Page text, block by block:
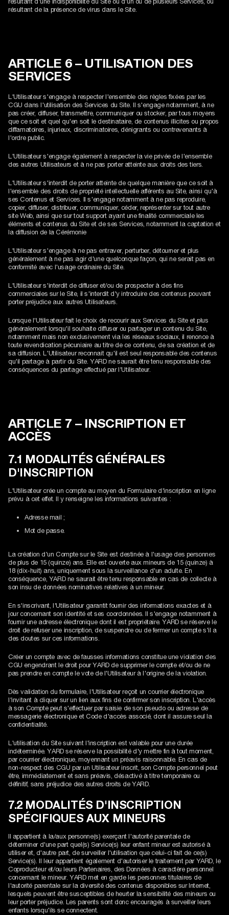
résultant de la présence de virus dans le Site.
ARTICLE 6 – UTILISATION DES
SERVICES
L'Utilisateur s'engage à respecter l'ensemble des règles fixées par les
CGU dans l'utilisation des Services du Site. Il s'engage notamment, à ne
pas créer, diffuser, transmettre, communiquer ou stocker, par tous moyens
que ce soit et quel qu'en soit le destinataire, de contenus illicites ou propos
diffamatoires, injurieux, discriminatoires, dénigrants ou contrevenants à
l'ordre public.
L'Utilisateur s'engage également à respecter la vie privée de l'ensemble
des autres Utilisateurs et à ne pas porter atteinte aux droits des tiers.
L'Utilisateur s'interdit de porter atteinte de quelque manière que ce soit à
l'ensemble des droits de propriété intellectuelle afférents au Site, ainsi qu'à
ses Contenus et Services. Il s'engage notamment à ne pas reproduire,
copier, diffuser, distribuer, communiquer, céder, représenter sur tout autre
site Web, ainsi que sur tout support ayant une finalité commerciale les
éléments et contenus du Site et de ses Services, notamment la captation et
la diffusion de la Cérémonie
L'Utilisateur s'engage à ne pas entraver, perturber, détourner et plus
généralement à ne pas agir d'une quelconque façon, qui ne serait pas en
conformité avec l'usage ordinaire du Site.
L'Utilisateur s'interdit de diffuser et/ou de prospecter à des fins
commerciales sur le Site, il s'interdit d'y introduire des contenus pouvant
porter préjudice aux autres Utilisateurs.
Lorsque l'Utilisateur fait le choix de recourir aux Services du Site et plus
généralement lorsqu'il souhaite diffuser ou partager un contenu du Site,
notamment mais non exclusivement via les réseaux sociaux, il renonce à
toute revendication pécuniaire au titre de ce contenu, de sa création et de
sa diffusion. L'Utilisateur reconnait qu'il est seul responsable des contenus
qu'il partage à partir du Site. YARD ne saurait être tenu responsable des
conséquences du partage effectué par l'Utilisateur.
ARTICLE 7 – INSCRIPTION ET
ACCÈS
7.1 MODALITÉS GÉNÉRALES
D'INSCRIPTION
L'Utilisateur crée un compte au moyen du Formulaire d'inscription en ligne
prévu à cet effet. Il y renseigne les informations suivantes :
Adresse mail ;
Mot de passe.
La création d'un Compte sur le Site est destinée à l'usage des personnes
de plus de 15 (quinze) ans. Elle est ouverte aux mineurs de 15 (quinze) à
18 (dix-huit) ans, uniquement sous la surveillance d'un adulte. En
conséquence, YARD ne saurait être tenu responsable en cas de collecte à
son insu de données nominatives relatives à un mineur.
En s'inscrivant, l'Utilisateur garantit fournir des informations exactes et à
jour concernant son identité et ses coordonnées. Il s'engage notamment à
fournir une adresse électronique dont il est propriétaire. YARD se réserve le
droit de refuser une inscription, de suspendre ou de fermer un compte s'il a
des doutes sur ces informations.
Créer un compte avec de fausses informations constitue une violation des
CGU engendrant le droit pour YARD de supprimer le compte et/ou de ne
pas prendre en compte le vote de l'Utilisateur à l'origine de la violation.
Dès validation du formulaire, l'Utilisateur reçoit un courrier électronique
l'invitant à cliquer sur un lien aux fins de confirmer son inscription. L'accès
à son Compte peut s'effectuer par saisie de son pseudo ou adresse de
messagerie électronique et Code d'accès associé, dont il assure seul la
confidentialité.
L'utilisation du Site suivant l'inscription est valable pour une durée
indéterminée. YARD se réserve la possibilité d'y mettre fin à tout moment,
par courrier électronique, moyennant un préavis raisonnable. En cas de
non-respect des CGU par un Utilisateur inscrit, son Compte personnel peut
être, immédiatement et sans préavis, désactivé à titre temporaire ou
définitif, sans préjudice des autres droits de YARD.
7.2 MODALITÉS D'INSCRIPTION
SPÉCIFIQUES AUX MINEURS
Il appartient à la/aux personne(s) exerçant l'autorité parentale de
déterminer d'une part quel(s) Service(s) leur enfant mineur est autorisé à
utiliser et, d'autre part, de surveiller l'utilisation que celui-ci fait de ce(s)
Service(s). Il leur appartient également d'autoriser le traitement par YARD, le
Coproducteur et/ou leurs Partenaires, des Données à caractère personnel
concernant le mineur. YARD met en garde les personnes titulaires de
l'autorité parentale sur la diversité des contenus disponibles sur Internet,
lesquels peuvent être susceptibles de heurter la sensibilité des mineurs ou
leur porter préjudice. Les parents sont donc encouragés à surveiller leurs
enfants lorsqu'ils se connectent.